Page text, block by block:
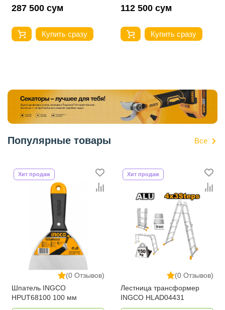
287 500 сум
Купить сразу
112 500 сум
Купить сразу
Популярные товары Все
(0 Отзывов)
Хит продаж
Шпатель INGCO
HPUT68100 100 мм
(0 Отзывов)
Хит продаж
Лестница трансформер
INGCO HLAD04431